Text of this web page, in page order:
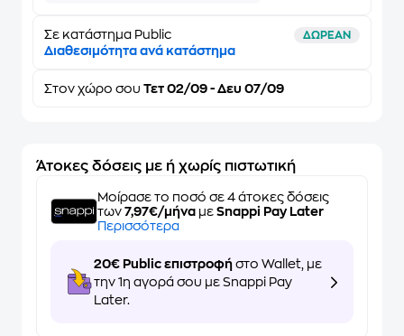
Σε κατάστημα Public ΔΩΡΕΑΝ
Διαθεσιμότητα ανά κατάστημα
Στον χώρο σου Τετ 02/09 - Δευ 07/09
Άτοκες δόσεις με ή χωρίς πιστωτική
Μοίρασε το ποσό σε 4 άτοκες δόσεις
των 7,97€/μήνα με Snappi Pay Later
Περισσότερα
20€ Public επιστροφή στο Wallet, με
την 1η αγορά σου με Snappi Pay
Later.